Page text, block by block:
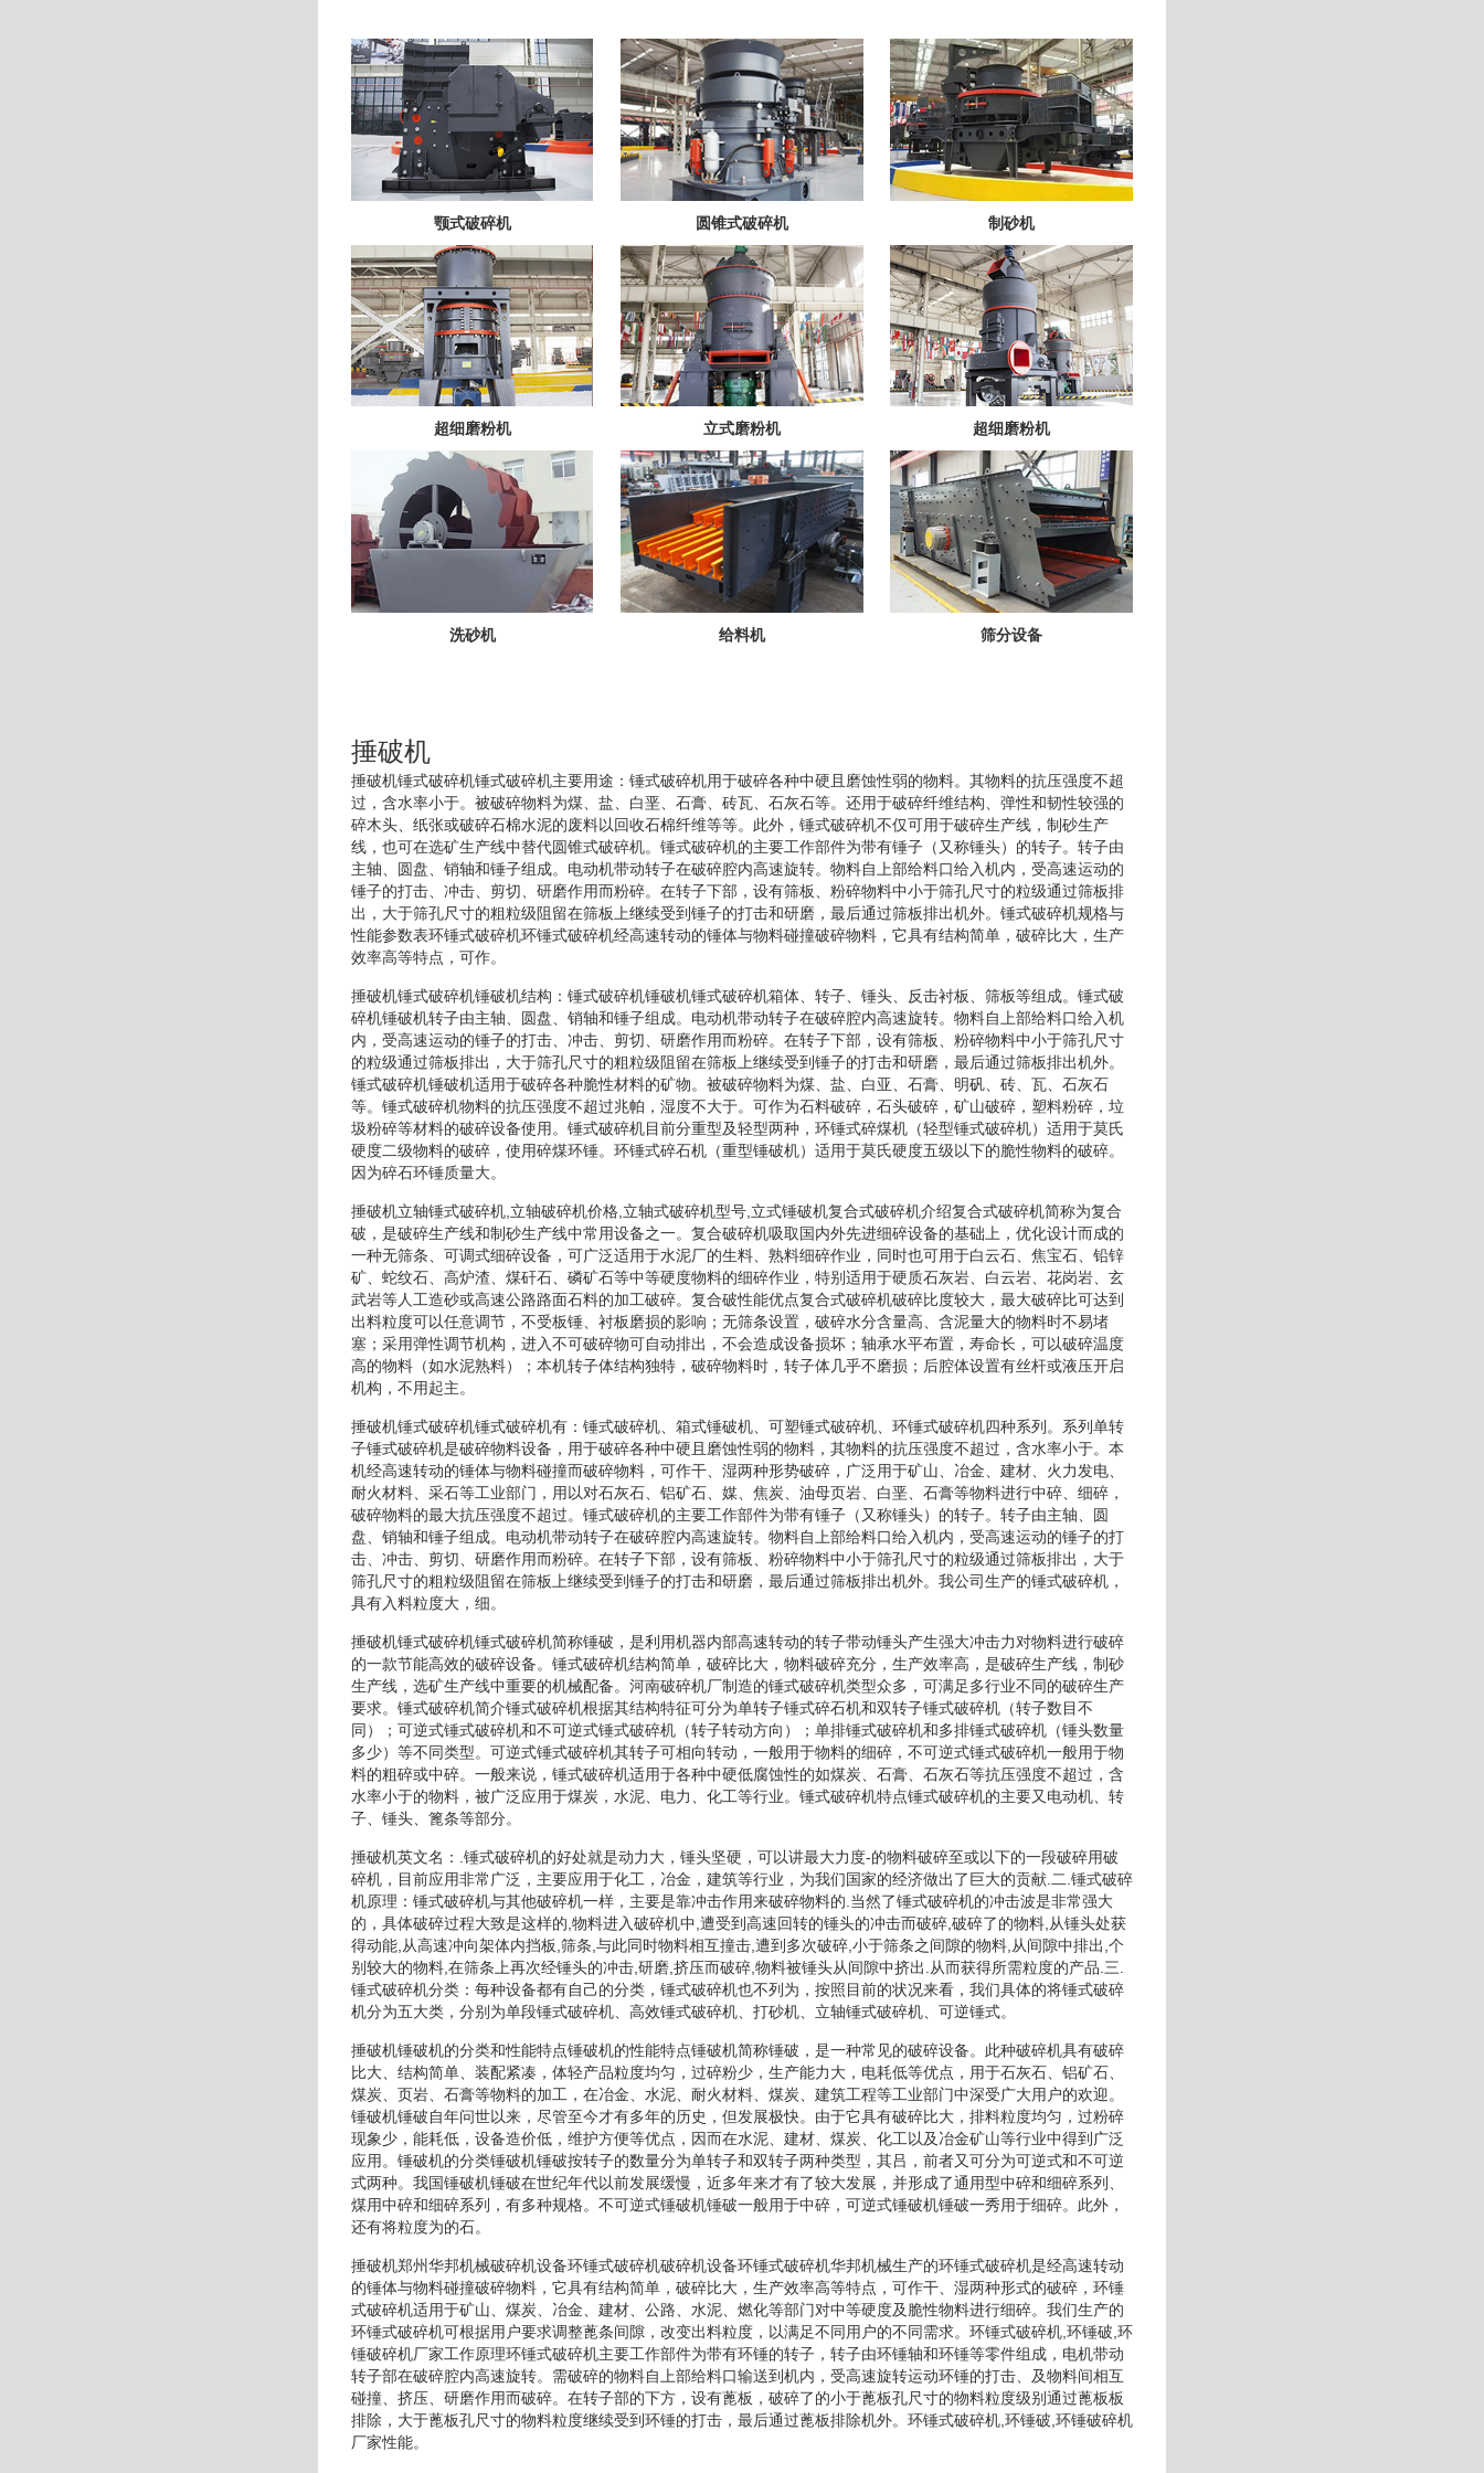
颚式破碎机 圆锥式破碎机 制砂机
超细磨粉机 立式磨粉机 超细磨粉机
洗砂机 给料机 筛分设备
捶破机
捶破机锤式破碎机锤式破碎机主要用途：锤式破碎机用于破碎各种中硬且磨蚀性弱的物料。其物料的抗压强度不超
过，含水率小于。被破碎物料为煤、盐、白垩、石膏、砖瓦、石灰石等。还用于破碎纤维结构、弹性和韧性较强的
碎木头、纸张或破碎石棉水泥的废料以回收石棉纤维等等。此外，锤式破碎机不仅可用于破碎生产线，制砂生产
线，也可在选矿生产线中替代圆锥式破碎机。锤式破碎机的主要工作部件为带有锤子（又称锤头）的转子。转子由
主轴、圆盘、销轴和锤子组成。电动机带动转子在破碎腔内高速旋转。物料自上部给料口给入机内，受高速运动的
锤子的打击、冲击、剪切、研磨作用而粉碎。在转子下部，设有筛板、粉碎物料中小于筛孔尺寸的粒级通过筛板排
出，大于筛孔尺寸的粗粒级阻留在筛板上继续受到锤子的打击和研磨，最后通过筛板排出机外。锤式破碎机规格与
性能参数表环锤式破碎机环锤式破碎机经高速转动的锤体与物料碰撞破碎物料，它具有结构简单，破碎比大，生产
效率高等特点，可作。
捶破机锤式破碎机锤破机结构：锤式破碎机锤破机锤式破碎机箱体、转子、锤头、反击衬板、筛板等组成。锤式破
碎机锤破机转子由主轴、圆盘、销轴和锤子组成。电动机带动转子在破碎腔内高速旋转。物料自上部给料口给入机
内，受高速运动的锤子的打击、冲击、剪切、研磨作用而粉碎。在转子下部，设有筛板、粉碎物料中小于筛孔尺寸
的粒级通过筛板排出，大于筛孔尺寸的粗粒级阻留在筛板上继续受到锤子的打击和研磨，最后通过筛板排出机外。
锤式破碎机锤破机适用于破碎各种脆性材料的矿物。被破碎物料为煤、盐、白亚、石膏、明矾、砖、瓦、石灰石
等。锤式破碎机物料的抗压强度不超过兆帕，湿度不大于。可作为石料破碎，石头破碎，矿山破碎，塑料粉碎，垃
圾粉碎等材料的破碎设备使用。锤式破碎机目前分重型及轻型两种，环锤式碎煤机（轻型锤式破碎机）适用于莫氏
硬度二级物料的破碎，使用碎煤环锤。环锤式碎石机（重型锤破机）适用于莫氏硬度五级以下的脆性物料的破碎。
因为碎石环锤质量大。
捶破机立轴锤式破碎机,立轴破碎机价格,立轴式破碎机型号,立式锤破机复合式破碎机介绍复合式破碎机简称为复合
破，是破碎生产线和制砂生产线中常用设备之一。复合破碎机吸取国内外先进细碎设备的基础上，优化设计而成的
一种无筛条、可调式细碎设备，可广泛适用于水泥厂的生料、熟料细碎作业，同时也可用于白云石、焦宝石、铅锌
矿、蛇纹石、高炉渣、煤矸石、磷矿石等中等硬度物料的细碎作业，特别适用于硬质石灰岩、白云岩、花岗岩、玄
武岩等人工造砂或高速公路路面石料的加工破碎。复合破性能优点复合式破碎机破碎比度较大，最大破碎比可达到
出料粒度可以任意调节，不受板锤、衬板磨损的影响；无筛条设置，破碎水分含量高、含泥量大的物料时不易堵
塞；采用弹性调节机构，进入不可破碎物可自动排出，不会造成设备损坏；轴承水平布置，寿命长，可以破碎温度
高的物料（如水泥熟料）；本机转子体结构独特，破碎物料时，转子体几乎不磨损；后腔体设置有丝杆或液压开启
机构，不用起主。
捶破机锤式破碎机锤式破碎机有：锤式破碎机、箱式锤破机、可塑锤式破碎机、环锤式破碎机四种系列。系列单转
子锤式破碎机是破碎物料设备，用于破碎各种中硬且磨蚀性弱的物料，其物料的抗压强度不超过，含水率小于。本
机经高速转动的锤体与物料碰撞而破碎物料，可作干、湿两种形势破碎，广泛用于矿山、冶金、建材、火力发电、
耐火材料、采石等工业部门，用以对石灰石、铝矿石、媒、焦炭、油母页岩、白垩、石膏等物料进行中碎、细碎，
破碎物料的最大抗压强度不超过。锤式破碎机的主要工作部件为带有锤子（又称锤头）的转子。转子由主轴、圆
盘、销轴和锤子组成。电动机带动转子在破碎腔内高速旋转。物料自上部给料口给入机内，受高速运动的锤子的打
击、冲击、剪切、研磨作用而粉碎。在转子下部，设有筛板、粉碎物料中小于筛孔尺寸的粒级通过筛板排出，大于
筛孔尺寸的粗粒级阻留在筛板上继续受到锤子的打击和研磨，最后通过筛板排出机外。我公司生产的锤式破碎机，
具有入料粒度大，细。
捶破机锤式破碎机锤式破碎机简称锤破，是利用机器内部高速转动的转子带动锤头产生强大冲击力对物料进行破碎
的一款节能高效的破碎设备。锤式破碎机结构简单，破碎比大，物料破碎充分，生产效率高，是破碎生产线，制砂
生产线，选矿生产线中重要的机械配备。河南破碎机厂制造的锤式破碎机类型众多，可满足多行业不同的破碎生产
要求。锤式破碎机简介锤式破碎机根据其结构特征可分为单转子锤式碎石机和双转子锤式破碎机（转子数目不
同）；可逆式锤式破碎机和不可逆式锤式破碎机（转子转动方向）；单排锤式破碎机和多排锤式破碎机（锤头数量
多少）等不同类型。可逆式锤式破碎机其转子可相向转动，一般用于物料的细碎，不可逆式锤式破碎机一般用于物
料的粗碎或中碎。一般来说，锤式破碎机适用于各种中硬低腐蚀性的如煤炭、石膏、石灰石等抗压强度不超过，含
水率小于的物料，被广泛应用于煤炭，水泥、电力、化工等行业。锤式破碎机特点锤式破碎机的主要又电动机、转
子、锤头、篦条等部分。
捶破机英文名：.锤式破碎机的好处就是动力大，锤头坚硬，可以讲最大力度-的物料破碎至或以下的一段破碎用破
碎机，目前应用非常广泛，主要应用于化工，冶金，建筑等行业，为我们国家的经济做出了巨大的贡献.二.锤式破碎
机原理：锤式破碎机与其他破碎机一样，主要是靠冲击作用来破碎物料的.当然了锤式破碎机的冲击波是非常强大
的，具体破碎过程大致是这样的,物料进入破碎机中,遭受到高速回转的锤头的冲击而破碎,破碎了的物料,从锤头处获
得动能,从高速冲向架体内挡板,筛条,与此同时物料相互撞击,遭到多次破碎,小于筛条之间隙的物料,从间隙中排出,个
别较大的物料,在筛条上再次经锤头的冲击,研磨,挤压而破碎,物料被锤头从间隙中挤出.从而获得所需粒度的产品.三.
锤式破碎机分类：每种设备都有自己的分类，锤式破碎机也不列为，按照目前的状况来看，我们具体的将锤式破碎
机分为五大类，分别为单段锤式破碎机、高效锤式破碎机、打砂机、立轴锤式破碎机、可逆锤式。
捶破机锤破机的分类和性能特点锤破机的性能特点锤破机简称锤破，是一种常见的破碎设备。此种破碎机具有破碎
比大、结构简单、装配紧凑，体轻产品粒度均匀，过碎粉少，生产能力大，电耗低等优点，用于石灰石、铝矿石、
煤炭、页岩、石膏等物料的加工，在冶金、水泥、耐火材料、煤炭、建筑工程等工业部门中深受广大用户的欢迎。
锤破机锤破自年问世以来，尽管至今才有多年的历史，但发展极快。由于它具有破碎比大，排料粒度均匀，过粉碎
现象少，能耗低，设备造价低，维护方便等优点，因而在水泥、建材、煤炭、化工以及冶金矿山等行业中得到广泛
应用。锤破机的分类锤破机锤破按转子的数量分为单转子和双转子两种类型，其吕，前者又可分为可逆式和不可逆
式两种。我国锤破机锤破在世纪年代以前发展缓慢，近多年来才有了较大发展，并形成了通用型中碎和细碎系列、
煤用中碎和细碎系列，有多种规格。不可逆式锤破机锤破一般用于中碎，可逆式锤破机锤破一秀用于细碎。此外，
还有将粒度为的石。
捶破机郑州华邦机械破碎机设备环锤式破碎机破碎机设备环锤式破碎机华邦机械生产的环锤式破碎机是经高速转动
的锤体与物料碰撞破碎物料，它具有结构简单，破碎比大，生产效率高等特点，可作干、湿两种形式的破碎，环锤
式破碎机适用于矿山、煤炭、冶金、建材、公路、水泥、燃化等部门对中等硬度及脆性物料进行细碎。我们生产的
环锤式破碎机可根据用户要求调整蓖条间隙，改变出料粒度，以满足不同用户的不同需求。环锤式破碎机,环锤破,环
锤破碎机厂家工作原理环锤式破碎机主要工作部件为带有环锤的转子，转子由环锤轴和环锤等零件组成，电机带动
转子部在破碎腔内高速旋转。需破碎的物料自上部给料口输送到机内，受高速旋转运动环锤的打击、及物料间相互
碰撞、挤压、研磨作用而破碎。在转子部的下方，设有蓖板，破碎了的小于蓖板孔尺寸的物料粒度级别通过蓖板板
排除，大于蓖板孔尺寸的物料粒度继续受到环锤的打击，最后通过蓖板排除机外。环锤式破碎机,环锤破,环锤破碎机
厂家性能。